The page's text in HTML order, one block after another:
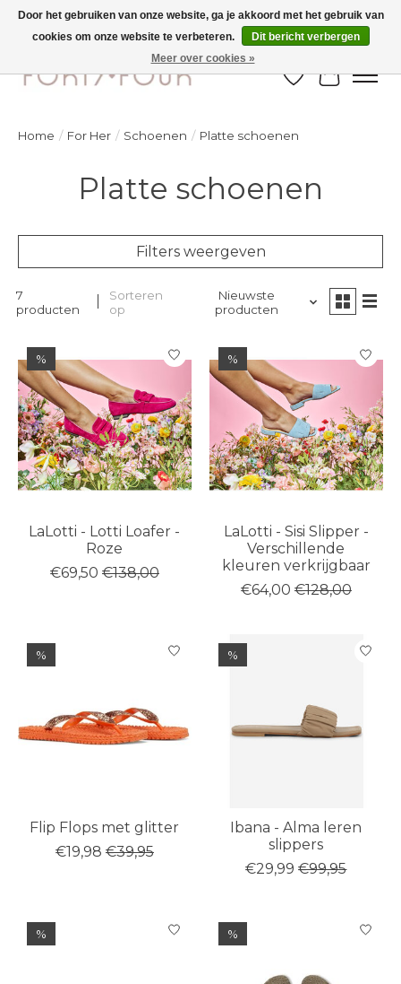
Ontdek de nieuwe najaarscollectie nu in de winkel - selectie online
Verlanglijst
Home / For Her / Schoenen / Platte schoenen
Platte schoenen
Filters weergeven
7
producten
Sorteren
op
Nieuwste
producten
%
LaLotti - Lotti Loafer -
Roze
€69,50 €138,00
%
LaLotti - Sisi Slipper -
Verschillende
kleuren verkrijgbaar
€64,00 €128,00
%
Flip Flops met glitter
€19,98 €39,95
%
Ibana - Alma leren
slippers
€29,99 €99,95
% %
Door het gebruiken van onze website, ga je akkoord met het gebruik van
cookies om onze website te verbeteren.
Dit bericht verbergen
Meer over cookies »